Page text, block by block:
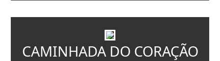
CAMINHADA DO CORAÇÃO